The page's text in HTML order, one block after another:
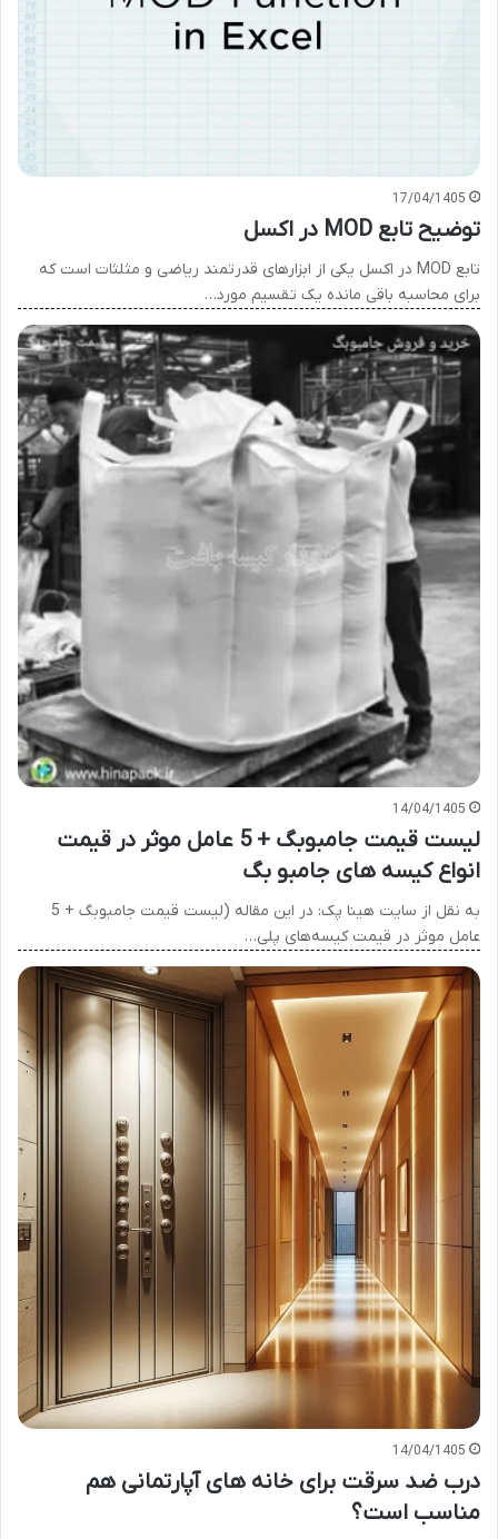
17/04/1405
توضیح تابع MOD در اکسل
تابع MOD در اکسل یکی از ابزارهای قدرتمند ریاضی و مثلثات است که
برای محاسبه باقی مانده یک تقسیم مورد…
14/04/1405
لیست قیمت جامبوبگ + 5 عامل موثر در قیمت
انواع کیسه های جامبو بگ
به نقل از سایت هینا پک: در این مقاله (لیست قیمت جامبوبگ + 5
عامل موثر در قیمت کیسه‌های پلی…
14/04/1405
درب ضد سرقت برای خانه های آپارتمانی هم
مناسب است؟